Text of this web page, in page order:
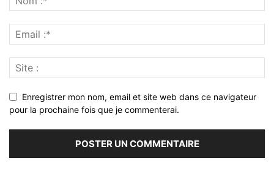
Enregistrer mon nom, email et site web dans ce navigateur
pour la prochaine fois que je commenterai.